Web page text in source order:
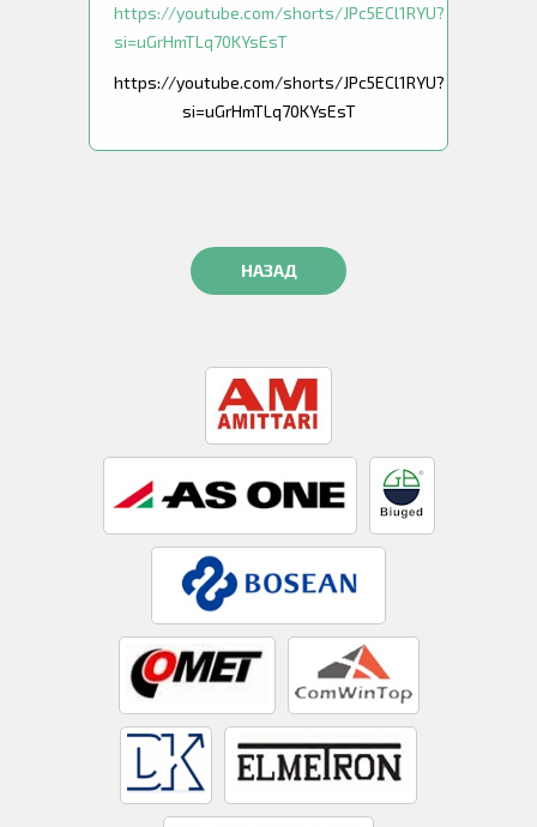
https://youtube.com/shorts/JPc5ECl1RYU?
si=uGrHmTLq70KYsEsT
https://youtube.com/shorts/JPc5ECl1RYU?
si=uGrHmTLq70KYsEsT
НАЗАД